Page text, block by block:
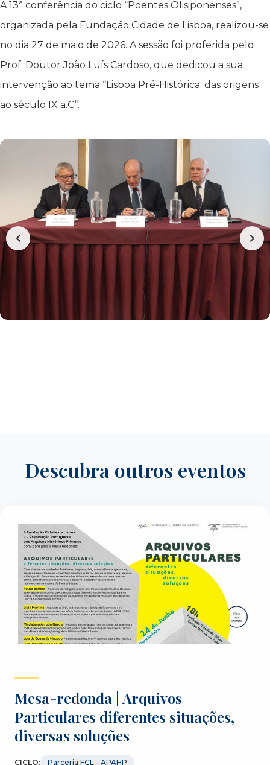
A 13ª conferência do ciclo “Poentes Olisiponenses”,
organizada pela Fundação Cidade de Lisboa, realizou-se
no dia 27 de maio de 2026. A sessão foi proferida pelo
Prof. Doutor João Luís Cardoso, que dedicou a sua
intervenção ao tema “Lisboa Pré-Histórica: das origens
ao século IX a.C“.
Descubra outros eventos
Mesa-redonda | Arquivos
Particulares diferentes situações,
diversas soluções
CICLO: Parceria FCL - APAHP